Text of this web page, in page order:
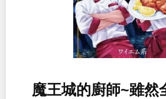
魔王城的廚師~雖然